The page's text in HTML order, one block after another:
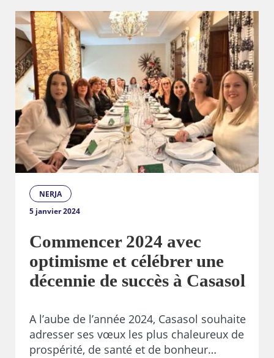
NERJA
5 janvier 2024
Commencer 2024 avec
optimisme et célébrer une
décennie de succès à Casasol
A l’aube de l’année 2024, Casasol souhaite
adresser ses vœux les plus chaleureux de
prospérité, de santé et de bonheur…